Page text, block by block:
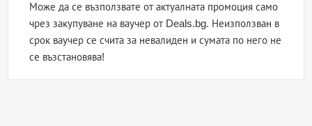
Може да се възползвате от актуалната промоция само
чрез закупуване на ваучер от Deals.bg. Неизползван в
срок ваучер се счита за невалиден и сумата по него не
се възстановява!